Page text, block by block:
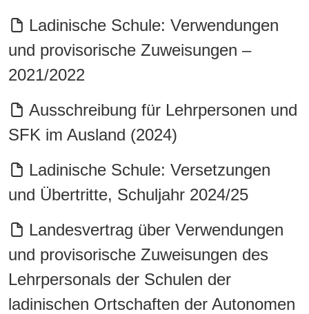
Ladinische Schule: Verwendungen
und provisorische Zuweisungen –
2021/2022
Ausschreibung für Lehrpersonen und
SFK im Ausland (2024)
Ladinische Schule: Versetzungen
und Übertritte, Schuljahr 2024/25
Landesvertrag über Verwendungen
und provisorische Zuweisungen des
Lehrpersonals der Schulen der
ladinischen Ortschaften der Autonomen